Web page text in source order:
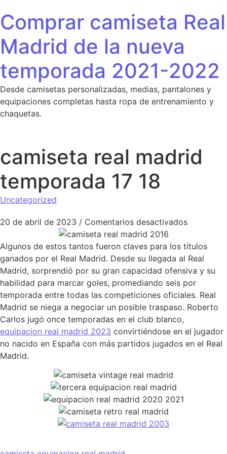
Comprar camiseta Real
Madrid de la nueva
temporada 2021-2022
Desde camisetas personalizadas, medias, pantalones y
equipaciones completas hasta ropa de entrenamiento y
chaquetas.
camiseta real madrid
temporada 17 18
Uncategorized
20 de abril de 2023 / Comentarios desactivadosen
Algunos de estos tantos fueron claves para los títulos
ganados por el Real Madrid. Desde su llegada al Real
Madrid, sorprendió por su gran capacidad ofensiva y su
habilidad para marcar goles, promediando seis por
temporada entre todas las competiciones oficiales. Real
Madrid se niega a negociar un posible traspaso. Roberto
Carlos jugó once temporadas en el club blanco,
equipacion real madrid 2023 convirtiéndose en el jugador
no nacido en España con más partidos jugados en el Real
Madrid.